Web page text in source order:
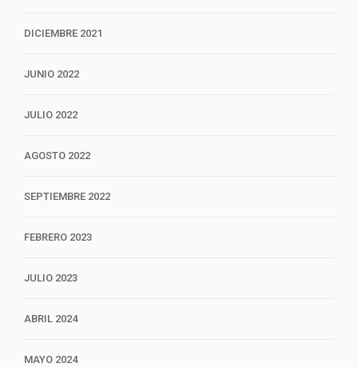
DICIEMBRE 2021
JUNIO 2022
JULIO 2022
AGOSTO 2022
SEPTIEMBRE 2022
FEBRERO 2023
JULIO 2023
ABRIL 2024
MAYO 2024